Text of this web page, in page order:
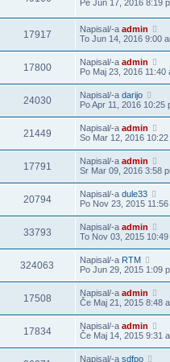
Pe Jun 17, 2016 8:19
17917 Napisal/-a admin
To Jun 14, 2016 9:00
17800 Napisal/-a admin
Po Maj 23, 2016 11:40
24030 Napisal/-a darijo
Po Apr 11, 2016 10:25
21449 Napisal/-a admin
So Mar 12, 2016 10:22
17791 Napisal/-a admin
Sr Mar 09, 2016 3:58
20794 Napisal/-a dule33
Po Nov 23, 2015
33793 Napisal/-a admin
To Nov 03, 2015 10:49
324063 Napisal/-a RTM
Po Jun 29, 2015 1:09
17508 Napisal/-a admin
Če Maj 21, 2015 8:48
17834 Napisal/-a admin
Če Maj 14, 2015 9:31
Napisal/-a sdfpo